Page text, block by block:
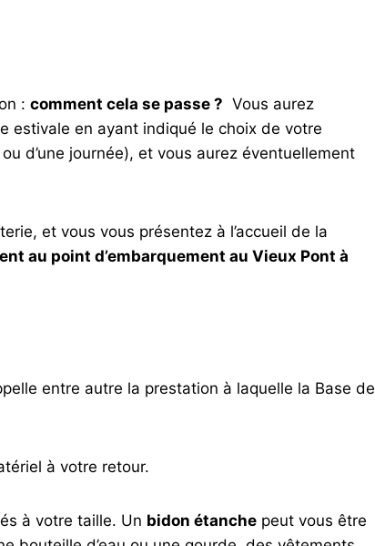
: comment cela se passe ? Vous aurez
estivale en ayant indiqué le choix de votre
d’une journée), et vous aurez éventuellement
et vous vous présentez à l’accueil de la
au point d’embarquement au Vieux Pont à
entre autre la prestation à laquelle la Base de
à votre retour.
à votre taille. Un bidon étanche peut vous être